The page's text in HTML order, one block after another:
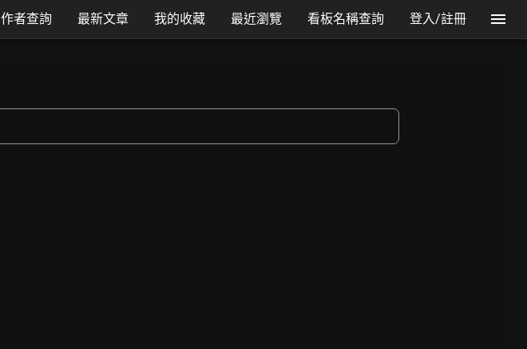
作者查詢 最新文章 我的收藏 最近瀏覽 看板名稱查詢 登入/註冊